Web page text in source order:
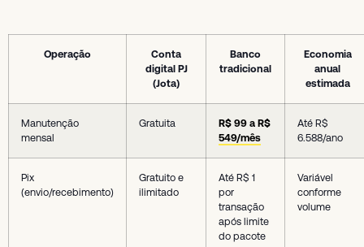
Operação
Conta
digital PJ
(Jota)
Banco
tradicional
Economia
anual
estimada
Manutenção
mensal
Gratuita
R$ 99 a R$
549/mês
Até R$
6.588/ano
Pix
(envio/recebimento)
Gratuito e
ilimitado
Até R$ 1
por
transação
após limite
do pacote
Variável
conforme
volume